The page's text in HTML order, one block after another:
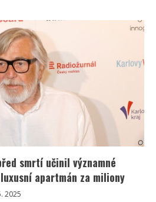
smrtí učinil významné
apartmán za miliony
2025